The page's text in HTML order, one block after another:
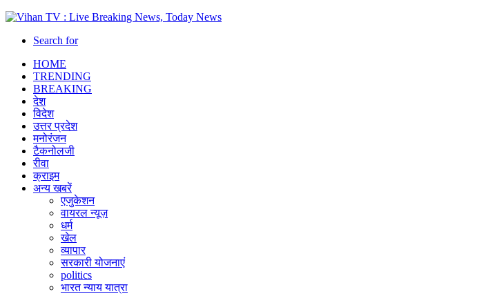
Search for
HOME
TRENDING
BREAKING
देश
विदेश
उत्तर प्रदेश
मनोरंजन
टैकनोलजी
रीवा
क्राइम
अन्य खबरें
एजुकेशन
वायरल न्यूज़
धर्म
खेल
व्यापार
सरकारी योजनाएं
politics
भारत न्याय यात्रा